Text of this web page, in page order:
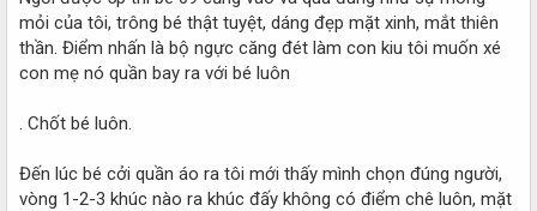
mỏi của tôi, trông bé thật tuyệt, dáng đẹp mặt xinh, mắt thiên
thần. Điểm nhấn là bộ ngực căng đét làm con kiu tôi muốn xé
con mẹ nó quần bay ra với bé luôn
. Chốt bé luôn.
Đến lúc bé cởi quần áo ra tôi mới thấy mình chọn đúng người,
vòng 1-2-3 khúc nào ra khúc đấy không có điểm chê luôn, mặt